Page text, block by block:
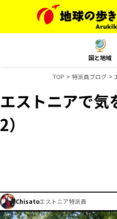
国と地域
TOP 特派員ブログ
エストニアで気
2）
Chisatoエストニア特派員